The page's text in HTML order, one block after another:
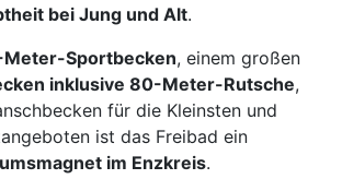
bei Jung und Alt.
Sportbecken, einem großen
inklusive 80-Meter-Rutsche,
für die Kleinsten und
ist das Freibad ein
im Enzkreis.